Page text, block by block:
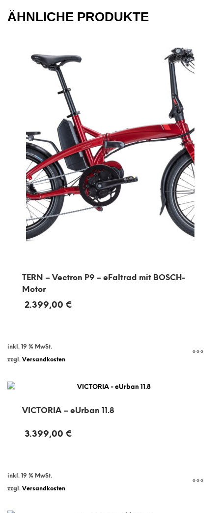
ÄHNLICHE PRODUKTE
TERN – Vectron P9 – eFaltrad mit BOSCH-
Motor
2.399,00 €
inkl. 19 % MwSt.
zzgl. Versandkosten
VICTORIA – eUrban 11.8
3.399,00 €
inkl. 19 % MwSt.
zzgl. Versandkosten